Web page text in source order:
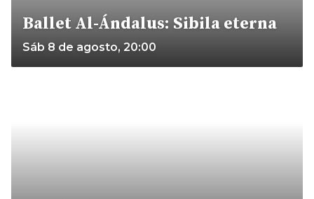
Ballet Al-Ándalus: Sibila eterna
Sáb 8 de agosto, 20:00